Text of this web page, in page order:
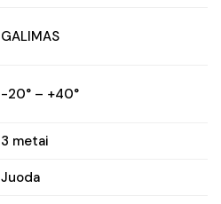
GALIMAS
-20° – +40°
3 metai
Juoda